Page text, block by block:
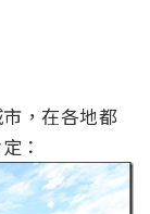
，在各地都
：